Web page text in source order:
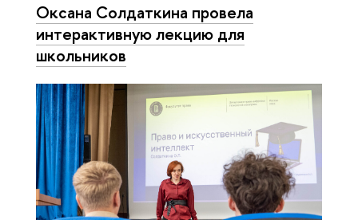
Оксана Солдаткина провела
интерактивную лекцию для
школьников